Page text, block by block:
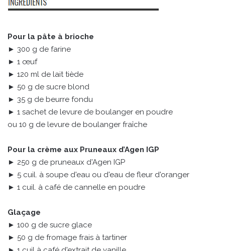
Pour la pâte à brioche
► 300 g de farine
► 1 œuf
► 120 ml de lait tiède
► 50 g de sucre blond
► 35 g de beurre fondu
► 1 sachet de levure de boulanger en poudre
ou 10 g de levure de boulanger fraîche
Pour la crème aux Pruneaux d’Agen IGP
► 250 g de pruneaux d'Agen IGP
► 5 cuil. à soupe d'eau ou d'eau de fleur d'oranger
► 1 cuil. à café de cannelle en poudre
Glaçage
► 100 g de sucre glace
► 50 g de fromage frais à tartiner